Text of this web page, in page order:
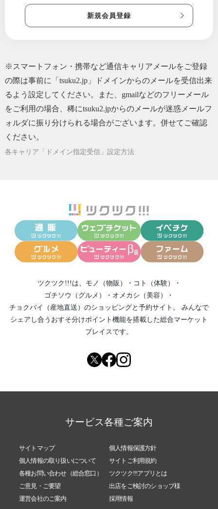
2020/08/16
2020/07/17
2020/06/16 今日は 嘉祥の日 〜お菓子の日〜
2020/04/16 四月は卯月。青い春。
2020/01/27えび香ってなに?
2019/12/31
2019/11/19香道は楽しいお遊びです♪
鱧、はも、ハモ。。。。
2019/07/02 乞巧奠(きっこうでん)のお話
2019/06/17夏越の祓え
2017/12/20
2017/11/08新嘗祭
2017/03/03ひな祭り
新規会員登録
※スマートフォン・携帯など通信キャリアメールをご登録
の際は事前に「tsuku2.jp」ドメインからのメールを受信出来
るよう設定してください。また、gmailなどのフリーメール
をご利用の場合、稀にtsuku2.jpからのメールが迷惑メールフ
ォルダに振り分けられる場合がございます。併せてご確認
ください。
各キャリア「ドメイン指定受信」設定方法
ツクツク!!!は、 モノ（物販） ・ コト（体験）
・
ゴチソウ（グルメ）
・ オメカシ（美容）
・
チョクバイ（産地直送） のショッピングと予約サイト。
みんなで
シェアし合う おすそ分けポイント機能を搭載した総合マーケット
プレイスです。
サービス各種ご案内
サイトマップ
個人情報保護方針
個人情報の取り扱いについて
サイトご利用規約
各種お問い合わせ（総合窓口）
ツクツク!!!アプリとは
ご意見・ご要望
出店をご検討のショップ様
運営会社のご案内
採用情報